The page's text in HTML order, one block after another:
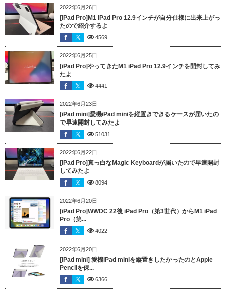
2022年6月26日
[iPad Pro]M1 iPad Pro 12.9インチが自分仕様に出来上がっ
たので紹介するよ
4569
2022年6月25日
[iPad Pro]やってきたM1 iPad Pro 12.9インチを開封してみ
たよ
4441
2022年6月23日
[iPad mini]愛機iPad miniを縦置きできるケースが届いたの
で早速開封してみたよ
51031
2022年6月22日
[iPad Pro]真っ白なMagic Keyboardが届いたので早速開封
してみたよ
8094
2022年6月20日
[iPad Pro]WWDC 22後 iPad Pro（第3世代）からM1 iPad
Pro（第...
4022
2022年6月20日
[iPad mini] 愛機iPad miniを縦置きしたかったのとApple
Pencilを保...
6366